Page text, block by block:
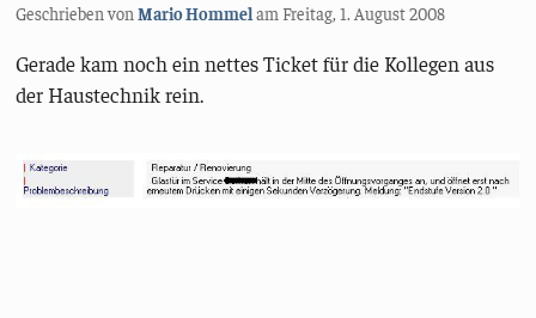
Geschrieben vonMario HommelamFreitag, 1. August 2008
Gerade kam noch ein nettes Ticket für die Kollegen aus
der Haustechnik rein.